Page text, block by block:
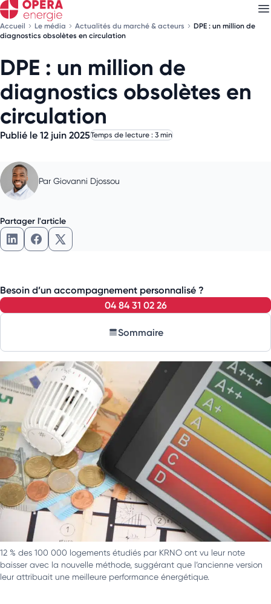
Accueil Le média Actualités du marché & acteurs
DPE : un million de
diagnostics obsolètes en circulation
DPE : un million de
diagnostics obsolètes en
circulation
Publié le 12 juin 2025Temps de lecture : 3 min
Par Giovanni Djossou
Partager l'article
Besoin d’un accompagnement personnalisé ?
04 84 31 02 26
Sommaire
12 % des 100 000 logements étudiés par KRNO ont vu leur note
baisser avec la nouvelle méthode, suggérant que l’ancienne version
leur attribuait une meilleure performance énergétique.
Découvrez nos newsletters
Choisissez les newsletters qui vous intéressent